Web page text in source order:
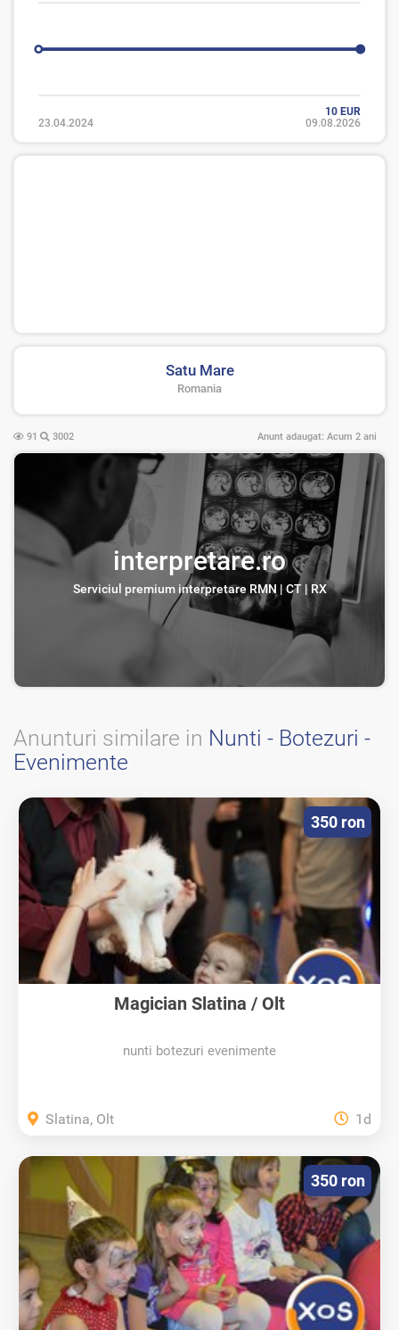
10 EUR
23.04.2024
09.08.2026
Satu Mare
Romania
91 3002 Anunt adaugat: Acum 2 ani
interpretare.ro
Serviciul premium interpretare RMN | CT | RX
Anunturi similare in Nunti - Botezuri -
Evenimente
Magician Slatina / Olt
nunti botezuri evenimente
350 ron
Slatina, Olt 1d
350 ron